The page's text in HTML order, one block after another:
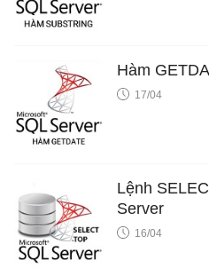
Hàm
17/04
Lệnh
Server
16/04